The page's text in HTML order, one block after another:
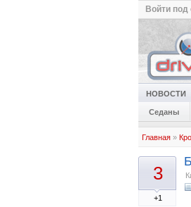
Войти
НОВОСТИ
Седаны
Главная »
3
+1